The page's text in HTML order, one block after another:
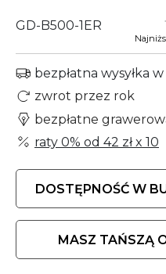
GD-B500-1ER
bezpłatna wysyłka
zwrot przez rok
bezpłatne
raty 0% od 42 złx 10
DOSTĘPNOŚĆ W
MASZ TAŃSZĄ